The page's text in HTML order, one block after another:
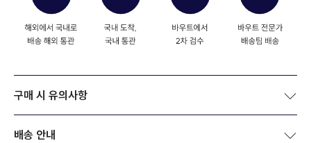
구매 시 유의사항
배송 안내